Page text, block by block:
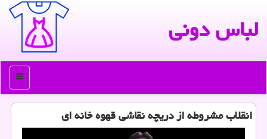
لباس دونی
منو
انقلاب مشروطه از دریچه نقاشی قهوه خانه ای